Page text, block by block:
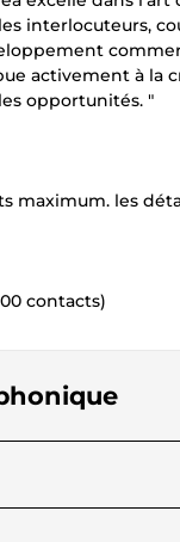
interlocuteurs,
activement à la
opportunités. "
maximum. les
contacts)